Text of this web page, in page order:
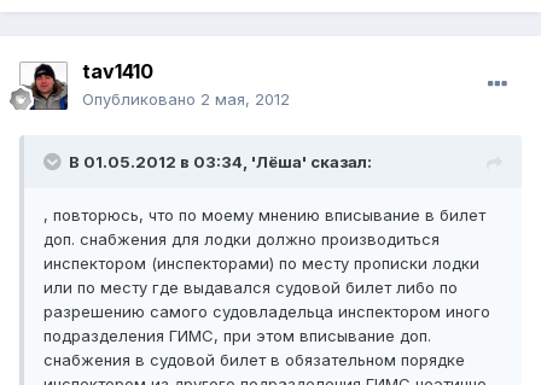
tav1410
Опубликовано 2 мая, 2012
В 01.05.2012 в 03:34, 'Лёша' сказал:
, повторюсь, что по моему мнению вписывание в билет
доп. снабжения для лодки должно производиться
инспектором (инспекторами) по месту прописки лодки
или по месту где выдавался судовой билет либо по
разрешению самого судовладельца инспектором иного
подразделения ГИМС, при этом вписывание доп.
снабжения в судовой билет в обязательном порядке